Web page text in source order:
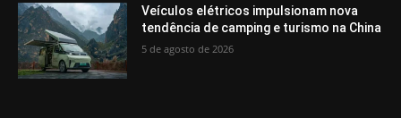
Veículos elétricos impulsionam nova
tendência de camping e turismo na China
5 de agosto de 2026